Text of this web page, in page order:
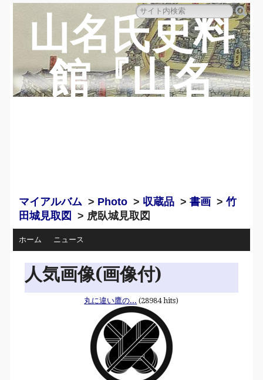
山名氏史料
館『山名
マイアルバム > Photo > 収蔵品 >書画 >竹
田城見取図
> 虎臥城見取図
ホーム ニュース
人気画像(画像付)
丸に違い鷹の... (28984 hits)